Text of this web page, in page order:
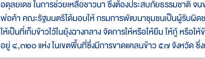
อดุลยเดช ในการช่วยเหลือชาวนา ซึ่งต้องประสบภัยธรรมชาติ จ
พ่อค้า คณะรัฐมนตรีได้มอบให้ กรมการพัฒนาชุมชนเป็นผู้รับผิด
ให้เป็นที่เก็บข้าวไว้ในยุ้งฉางกลาง จัดการให้หรือให้ยืม ให้กู้ หรือ
อยู่ ๔,๓๒๐ แห่ง ในเขตพื้นที่ซึ่งมีการขาดแคลนข้าว ๕๗ จังหวัด ซึ่